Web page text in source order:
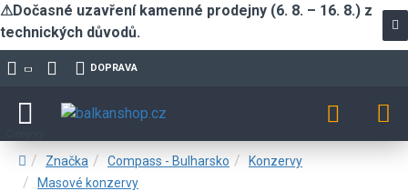
⚠Dočasné uzavření kamenné prodejny (6. 8. – 16. 8.) z
technických důvodů.
DOPRAVA
Značka Compass - Bulharsko
Konzervy
Masové konzervy